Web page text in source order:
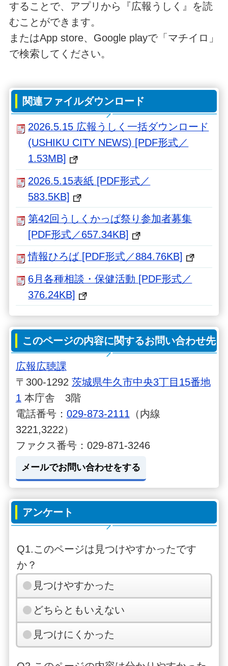
することで、アプリから『広報うしく』を読
むことができます。
またはApp store、Google playで「マチイロ」
で検索してください。
関連ファイルダウンロード
2026.5.15 広報うしく一括ダウンロード
(USHIKU CITY NEWS) [PDF形式／
1.53MB]
2026.5.15表紙 [PDF形式／
583.5KB]
第42回うしくかっぱ祭り参加者募集
[PDF形式／657.34KB]
情報ひろば [PDF形式／884.76KB]
6月各種相談・保健活動 [PDF形式／
376.24KB]
このページの内容に関するお問い合わせ先
広報広聴課
〒300-1292 茨城県牛久市中央3丁目15番地
1 本庁舎 3階
電話番号： 029-873-2111 （内線
3221,3222）
ファクス番号：029-871-3246
メールでお問い合わせをする
アンケート
Q1.このページは見つけやすかったです
か？
見つけやすかった
どちらともいえない
見つけにくかった